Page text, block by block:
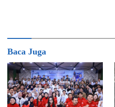
Baca Juga